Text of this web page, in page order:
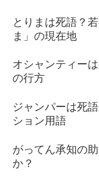
とりまは死語？
ま」の現在地
オシャンティー
の行方
ジャンパーは死
ション用語
がってん承知の
か？